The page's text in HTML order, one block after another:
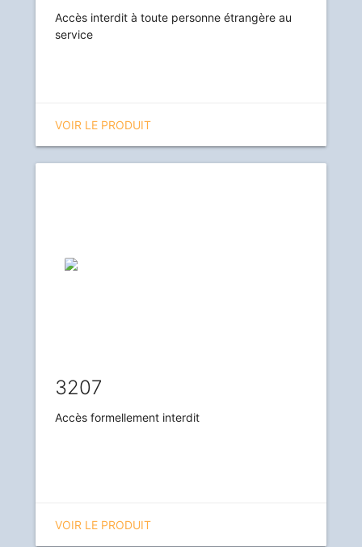
Accès interdit à toute personne étrangère au
service
VOIR LE PRODUIT
3207
Accès formellement interdit
VOIR LE PRODUIT